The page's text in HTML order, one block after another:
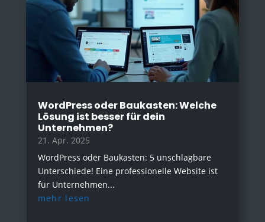
WordPress oder Baukasten: Welche
Lösung ist besser für dein
Unternehmen?
21. Apr. 2025
WordPress oder Baukasten: 5 unschlagbare
Unterschiede! Eine professionelle Website ist
für Unternehmen...
mehr lesen